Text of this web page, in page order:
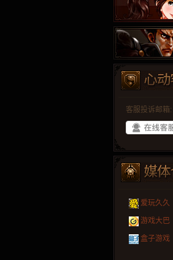
客服投诉邮箱:
爱玩久久
游戏大巴
盒子游戏